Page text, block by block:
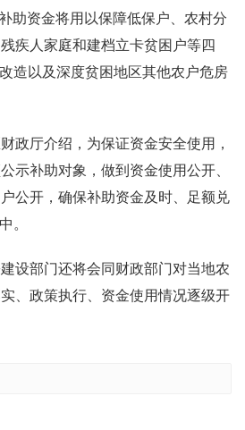
助资金将用以保障低保户、农村分
疾人家庭和建档立卡贫困户等四
造以及深度贫困地区其他农户危房
政厅介绍，为保证资金安全使用，
示补助对象，做到资金使用公开、
公开，确保补助资金及时、足额兑
。
设部门还将会同财政部门对当地农
、政策执行、资金使用情况逐级开